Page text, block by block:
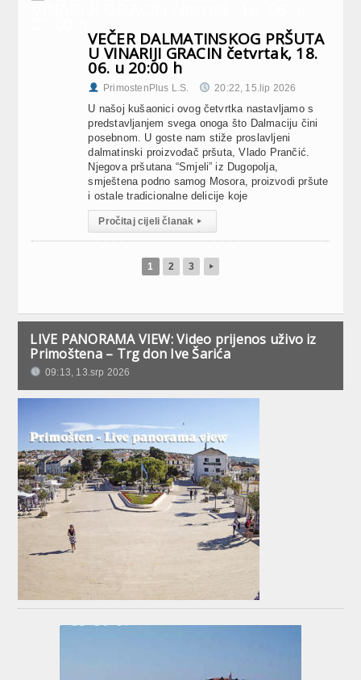
VEČER DALMATINSKOG PRŠUTA
U VINARIJI GRACIN četvrtak, 18.
06. u 20:00 h
PrimostenPlus L.S. 20:22, 15.lip 2026
U našoj kušaonici ovog četvrtka nastavljamo s
predstavljanjem svega onoga što Dalmaciju čini
posebnom. U goste nam stiže proslavljeni
dalmatinski proizvođač pršuta, Vlado Prančić.
Njegova pršutana “Smjeli” iz Dugopolja,
smještena podno samog Mosora, proizvodi pršute
i ostale tradicionalne delicije koje
Pročitaj cijeli članak ▸
1 2 3 ▸
LIVE PANORAMA VIEW: Video prijenos uživo iz
Primoštena – Trg don Ive Šarića
09:13, 13.srp 2026